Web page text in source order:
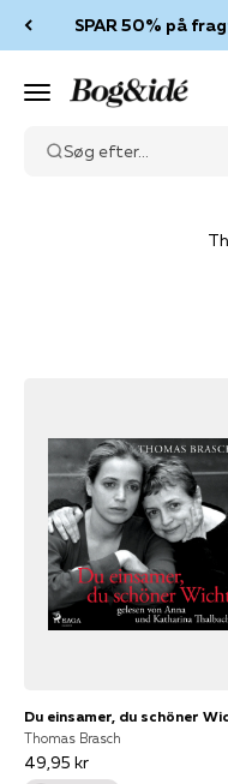
SPAR 50% på
Menu Bog & idé
Søg efter...
Du einsamer, du schöner
Thomas Brasch
49,95 kr